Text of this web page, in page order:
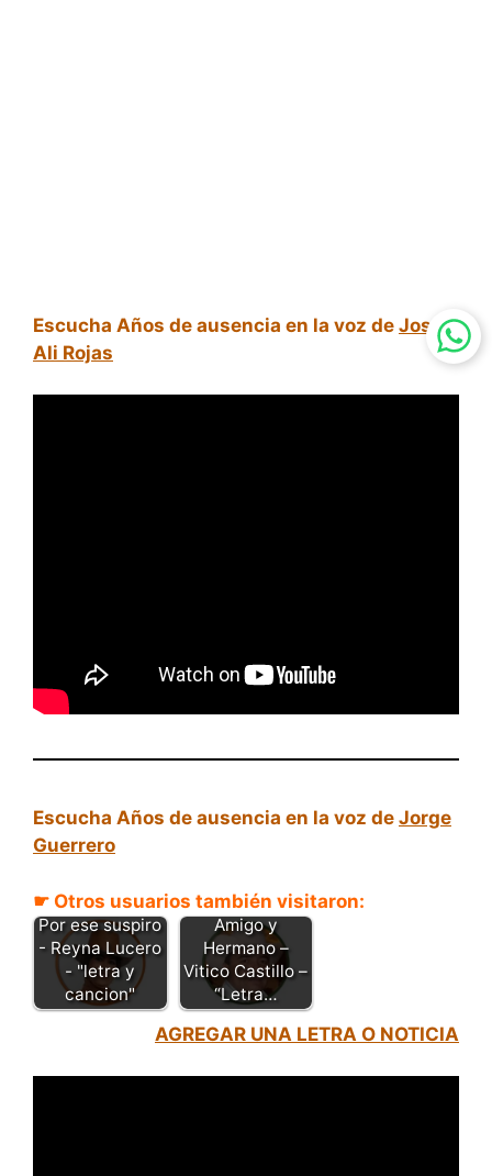
Escucha Años de ausencia en la voz de Jose
Ali Rojas
Escucha Años de ausencia en la voz de Jorge
Guerrero
☛ Otros usuarios también visitaron:
Por ese suspiro
- Reyna Lucero
- "letra y
cancion"
Compadre,
Amigo y
Hermano –
Vitico Castillo –
“Letra…
AGREGAR UNA LETRA O NOTICIA